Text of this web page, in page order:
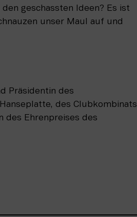
geschassten Ideen? Es ist
unser Maul auf und
Präsidentin des
des Clubkombinats
des Ehrenpreises des